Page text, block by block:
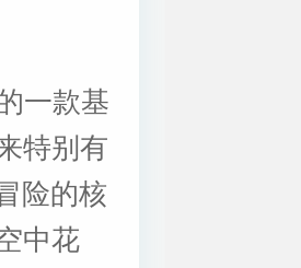
一款基
特别有
险的核
中花